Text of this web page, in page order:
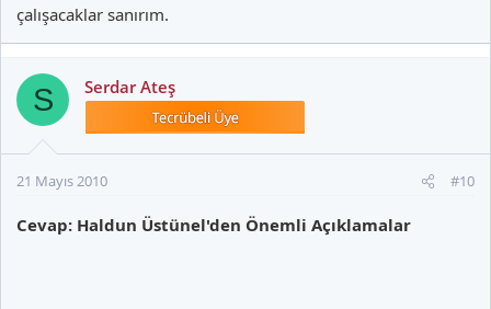
çalışacaklar sanırım.
S Serdar Ateş
21 Mayıs 2010 #10
Cevap: Haldun Üstünel'den Önemli Açıklamalar